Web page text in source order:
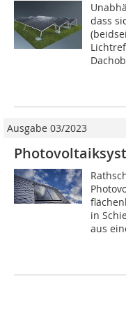
dass
Ausgabe 03/2023
in
aus